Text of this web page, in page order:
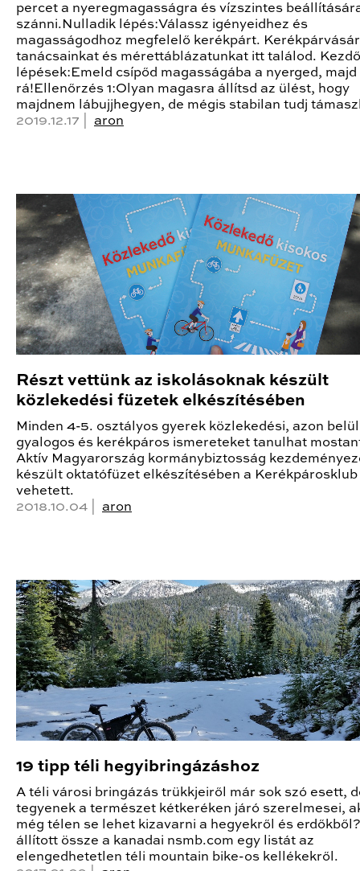
percet a nyeregmagasságra és vízszintes
szánni.Nulladik lépés:Válassz igényeidhez és
magasságodhoz megfelelő kerékpárt.
tanácsainkat és mérettáblázatunkat itt találod. Kezdő
lépések:Emeld csípőd magasságába a nyerged,
rá!Ellenőrzés 1:Olyan magasra állítsd az ülést, hogy
majdnem lábujjhegyen, de mégis stabilan tudj
2019.12.17 | aron
Részt vettünk az iskolásoknak készült
közlekedési füzetek elkészítésében
Minden 4-5. osztályos gyerek közlekedési, azon belül
gyalogos és kerékpáros ismereteket tanulhat
Aktív Magyarország kormánybiztosság
készült oktatófüzet elkészítésében a
vehetett.
2018.10.04 | aron
19 tipp téli hegyibringázáshoz
A téli városi bringázás trükkjeiről már sok szó esett,
tegyenek a természet kétkeréken járó szerelmesei,
még télen se lehet kizavarni a hegyekről és
állított össze a kanadai nsmb.com egy listát az
elengedhetetlen téli mountain bike-os kellékekről.